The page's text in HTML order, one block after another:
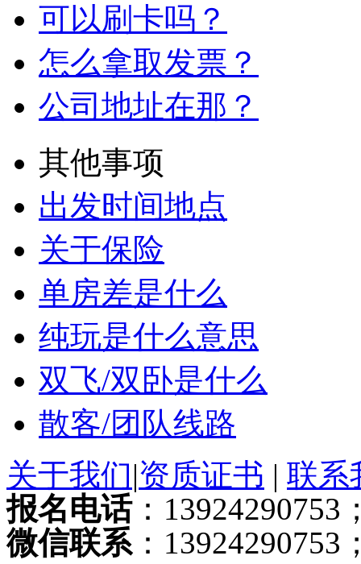
可以刷卡吗？
怎么拿取发票？
公司地址在那？
其他事项
出发时间地点
关于保险
单房差是什么
纯玩是什么意思
双飞/双卧是什么
散客/团队线路
关于我们|资质证书 | 联系
报名电话：13924290753
微信联系 ：13924290753